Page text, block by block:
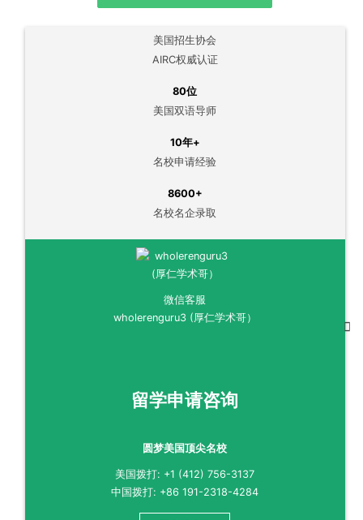
美国招生协会
AIRC权威认证
80位
美国双语导师
10年+
名校申请经验
8600+
名校名企录取
微信客服
wholerenguru3 (厚仁学术哥）
留学申请咨询
圆梦美国顶尖名校
美国拨打: +1 (412) 756-3137
中国拨打: +86 191-2318-4284